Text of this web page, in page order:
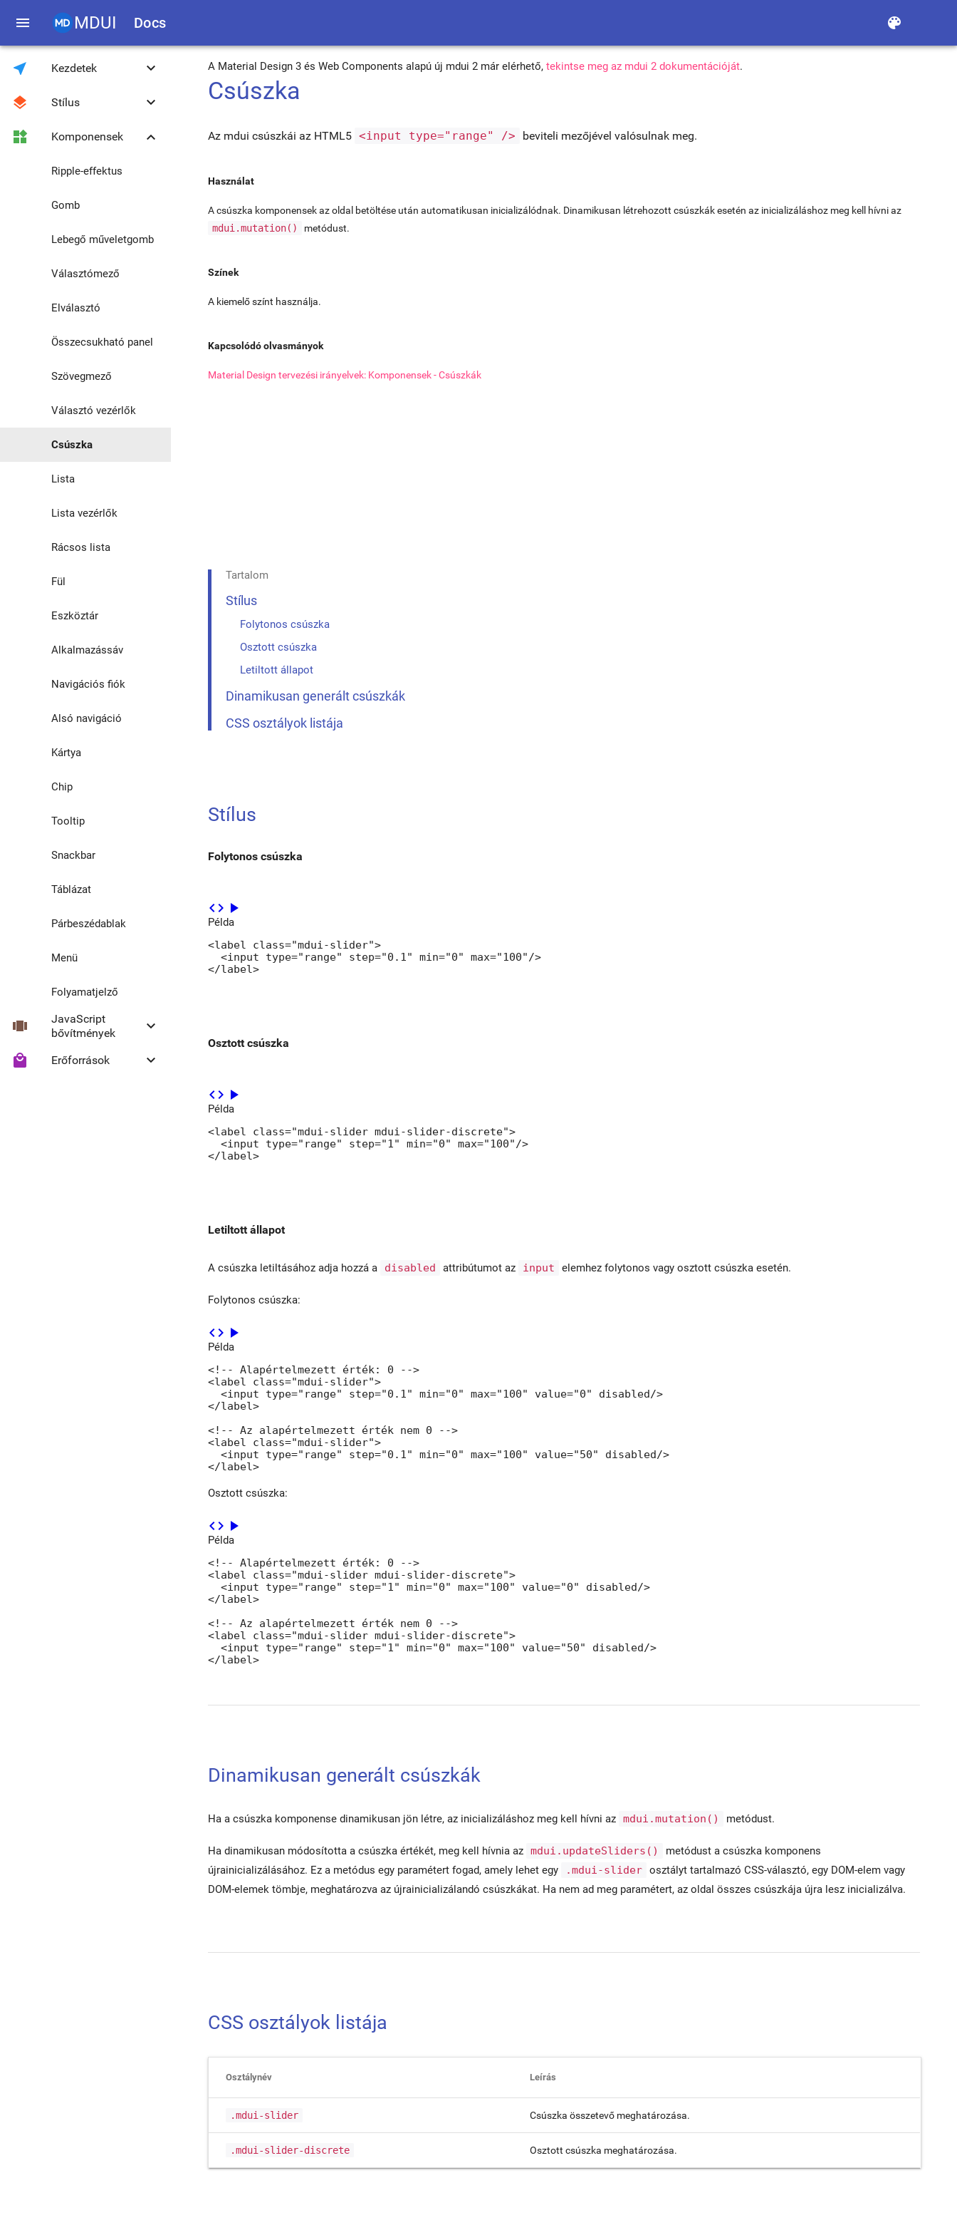
menu MDUI Docs color_lens
near_me Kezdetek keyboard_arrow_down
Bevezetés
Letöltés
Kompatibilitás
JavaScript eszköztár
JavaScript globális
metódusok
Frissítés 0.4.3-ról
1.0.0-ra
layers Stílus keyboard_arrow_down
Színek és témák
Roboto betűtípus
Rácsos elrendezés
Tipográfia
Ikon
Média
Segédosztályok
Árnyék
widgets Komponensek keyboard_arrow_down
Ripple-effektus
Gomb
Lebegő műveletgomb
Választómező
Elválasztó
Összecsukható panel
Szövegmező
Választó vezérlők
Csúszka
Lista
Lista vezérlők
Rácsos lista
Fül
Eszköztár
Alkalmazássáv
Navigációs fiók
Alsó navigáció
Kártya
Chip
Tooltip
Snackbar
Táblázat
Párbeszédablak
Menü
Folyamatjelző
view_carousel
JavaScript
bővítmények
keyboard_arrow_down
Collapse
local_mall Erőforrások keyboard_arrow_down
A Material Design 3 és Web Components alapú új mdui 2 már elérhető,tekintse meg az mdui 2 dokumentációját.
Csúszka
Az mdui csúszkái az HTML5 <input type="range" /> beviteli mezőjével valósulnak meg.
Használat
A csúszka komponensek az oldal betöltése után automatikusan inicializálódnak. Dinamikusan létrehozott csúszkák esetén az inicializáláshoz meg kell hívni az
mdui.mutation()
metódust.
Színek
A kiemelő színt használja.
Kapcsolódó olvasmányok
Material Design tervezési irányelvek: Komponensek - Csúszkák
Tartalom
Stílus
Folytonos csúszka
Osztott csúszka
Letiltott állapot
Dinamikusan generált csúszkák
CSS osztályok listája
Stílus
Folytonos csúszka
code play_arrow
Példa
<label class="mdui-slider">
  <input type="range" step="0.1" min="0" max="100"/>
</label>
Osztott csúszka
code play_arrow
Példa
<label class="mdui-slider mdui-slider-discrete">
  <input type="range" step="1" min="0" max="100"/>
</label>
Letiltott állapot
A csúszka letiltásához adja hozzá a disabled attribútumot az input elemhez folytonos vagy osztott csúszka esetén.
Folytonos csúszka:
code play_arrow
Példa
<!-- Alapértelmezett érték: 0 -->
<label class="mdui-slider">
  <input type="range" step="0.1" min="0" max="100" value="0" disabled/>
</label>
<!-- Az alapértelmezett érték nem 0 -->
<label class="mdui-slider">
  <input type="range" step="0.1" min="0" max="100" value="50" disabled/>
</label>
Osztott csúszka:
code play_arrow
Példa
<!-- Alapértelmezett érték: 0 -->
<label class="mdui-slider mdui-slider-discrete">
  <input type="range" step="1" min="0" max="100" value="0" disabled/>
</label>
<!-- Az alapértelmezett érték nem 0 -->
<label class="mdui-slider mdui-slider-discrete">
  <input type="range" step="1" min="0" max="100" value="50" disabled/>
</label>
Dinamikusan generált csúszkák
Ha a csúszka komponense dinamikusan jön létre, az inicializáláshoz meg kell hívni az mdui.mutation() metódust.
Ha dinamikusan módosította a csúszka értékét, meg kell hívnia az mdui.updateSliders()
metódust a csúszka komponens
újrainicializálásához. Ez a metódus egy paramétert fogad, amely lehet egy
.mdui-slider osztályt tartalmazó CSS-választó, egy DOM-elem vagy
DOM-elemek tömbje, meghatározva az újrainicializálandó csúszkákat. Ha nem ad meg paramétert, az oldal összes csúszkája újra lesz inicializálva.
CSS osztályok listája
Osztálynév Leírás
.mdui-slider Csúszka összetevő meghatározása.
.mdui-slider-discrete Osztott csúszka meghatározása.